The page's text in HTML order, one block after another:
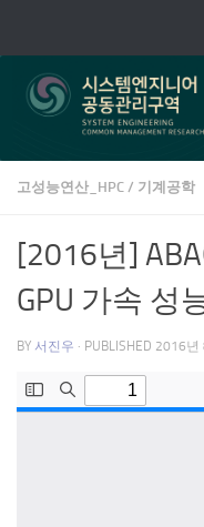
고성능연산_HPC / 기계공학
[2016년]
GPU 가속 성
BY 서진우 · PUBLISHED 2016년